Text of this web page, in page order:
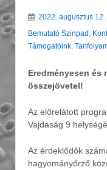
2022. augusztus 12.
Bemutató Szinpad ,
Támogatóink,
Eredményesen és
összejövetel!
Az előrelátott
Vajdaság 9
Az érdeklődők
hagyományőrző